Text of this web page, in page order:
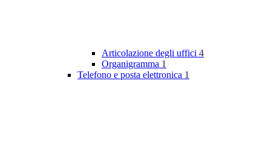
Articolazione degli uffici 4
Organigramma 1
Telefono e posta elettronica 1